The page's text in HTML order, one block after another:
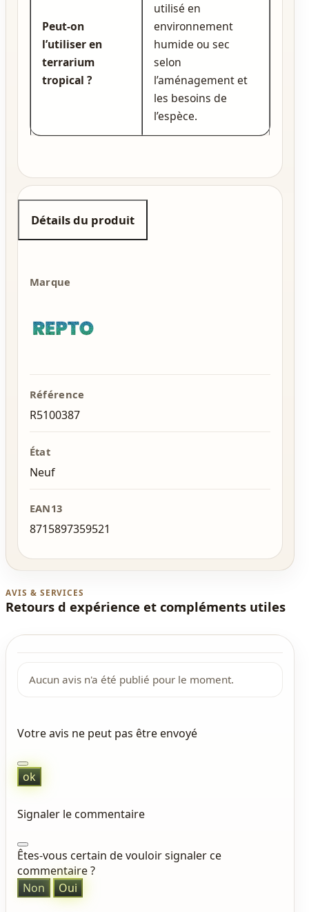
Peut‑on
l’utiliser en
terrarium
tropical ?
utilisé en
environnement
humide ou sec
selon
l’aménagement et
les besoins de
l’espèce.
Détails du produit
Marque
Référence
R5100387
État
Neuf
EAN13
8715897359521
AVIS & SERVICES
Retours d expérience et compléments utiles
Aucun avis n'a été publié pour le moment.
Votre avis ne peut pas être envoyé
ok
Signaler le commentaire
Êtes-vous certain de vouloir signaler ce
commentaire ?
Non
Oui